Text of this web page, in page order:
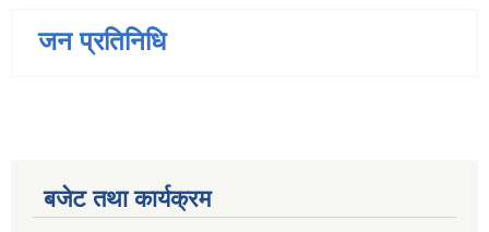
जन प्रतिनिधि
बजेट तथा कार्यक्रम